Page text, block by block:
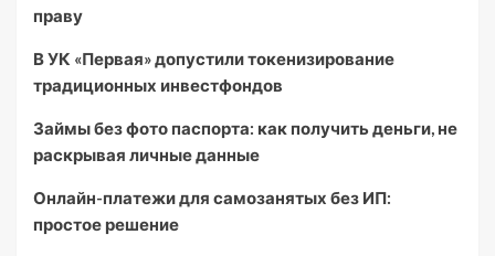
праву
В УК «Первая» допустили токенизирование
традиционных инвестфондов
Займы без фото паспорта: как получить деньги, не
раскрывая личные данные
Онлайн-платежи для самозанятых без ИП:
простое решение